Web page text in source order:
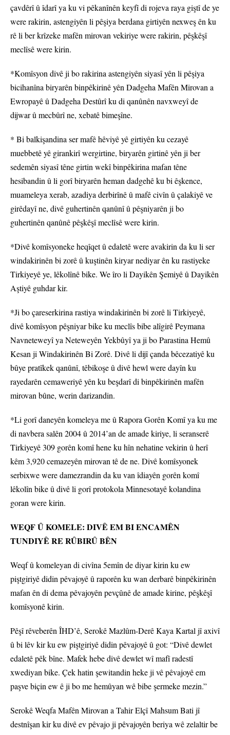
çavdêrî û îdarî ya ku vi pêkanînên keyfî di rojeva raya giştî de ye
were rakirin, astengiyên li pêşiya berdana girtiyên nexweş ên ku
rê li ber krîzeke mafên mirovan vekiriye were rakirin, pêşkêşî
meclîsê were kirin.
*Komîsyon divê ji bo rakirina astengiyên siyasî yên li pêşiya
bicihanîna biryarên binpêkirinê yên Dadgeha Mafên Mirovan a
Ewropayê û Dadgeha Destûrî ku di qanûnên navxweyî de
dijwar û mecbûrî ne, xebatê bimeşîne.
* Bi balkişandina ser mafê hêviyê yê girtiyên ku cezayê
muebbetê yê girankirî wergirtine, biryarên girtinê yên ji ber
sedemên siyasî têne girtin wekî binpêkirina mafan têne
hesibandin û li gorî biryarên heman dadgehê ku bi êşkence,
muameleya xerab, azadiya derbirînê û mafê civîn û çalakiyê ve
girêdayî ne, divê guhertinên qanûnî û pêşniyarên ji bo
guhertinên qanûnê pêşkêşî meclîsê were kirin.
*Divê komîsyoneke heqîqet û edaletê were avakirin da ku li ser
windakirinên bi zorê û kuştinên kiryar nediyar ên ku rastiyeke
Tirkiyeyê ye, lêkolînê bike. We îro li Dayikên Şemiyê û Dayikên
Aştiyê guhdar kir.
*Ji bo çareserkirina rastiya windakirinên bi zorê li Tirkiyeyê,
divê komîsyon pêşniyar bike ku meclîs bibe alîgirê Peymana
Navneteweyî ya Neteweyên Yekbûyî ya ji bo Parastina Hemû
Kesan ji Windakirinên Bi Zorê. Divê li dijî çanda bêcezatiyê ku
bûye pratîkek qanûnî, têbikoşe û divê hewl were dayîn ku
rayedarên cemaweriyê yên ku beşdarî di binpêkirinên mafên
mirovan bûne, werin darizandin.
*Li gorî daneyên komeleya me û Rapora Gorên Komî ya ku me
di navbera salên 2004 û 2014’an de amade kiriye, li seranserê
Tirkiyeyê 309 gorên komî hene ku hîn nehatine vekirin û herî
kêm 3,920 cemazeyên mirovan tê de ne. Divê komîsyonek
serbixwe were damezrandin da ku van îdiayên gorên komî
lêkolîn bike û divê li gorî protokola Minnesotayê kolandina
goran were kirin.
WEQF Û KOMELE: DIVÊ EM BI ENCAMÊN
TUNDIYÊ RE RÛBIRÛ BÊN
Weqf û komeleyan di civîna 5emîn de diyar kirin ku ew
piştgiriyê didin pêvajoyê û raporên ku wan derbarê binpêkirinên
mafan ên di dema pêvajoyên pevçûnê de amade kirine, pêşkêşî
komîsyonê kirin.
Pêşî rêveberên ÎHD’ê, Serokê Mazlûm-Derê Kaya Kartal jî axivî
û bi lêv kir ku ew piştgiriyê didin pêvajoyê û got: “Divê dewlet
edaletê pêk bîne. Mafek hebe divê dewlet wî mafî radestî
xwediyan bike. Çek hatin şewitandin heke ji vê pêvajoyê em
paşve biçin ew ê ji bo me hemûyan wê bibe şermeke mezin.”
Serokê Weqfa Mafên Mirovan a Tahir Elçî Mahsum Bati jî
destnîşan kir ku divê ev pêvajo ji pêvajoyên beriya wê zelaltir be